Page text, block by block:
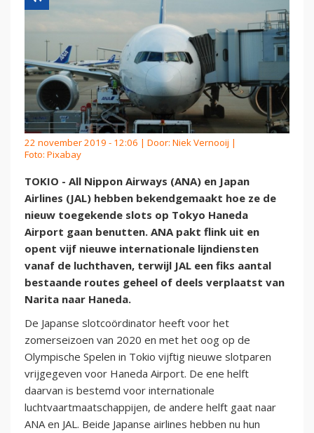
22 november 2019 - 12:06 | Door: Niek Vernooij |
Foto: Pixabay
TOKIO - All Nippon Airways (ANA) en Japan
Airlines (JAL) hebben bekendgemaakt hoe ze de
nieuw toegekende slots op Tokyo Haneda
Airport gaan benutten. ANA pakt flink uit en
opent vijf nieuwe internationale lijndiensten
vanaf de luchthaven, terwijl JAL een fiks aantal
bestaande routes geheel of deels verplaatst van
Narita naar Haneda.
De Japanse slotcoördinator heeft voor het
zomerseizoen van 2020 en met het oog op de
Olympische Spelen in Tokio vijftig nieuwe slotparen
vrijgegeven voor Haneda Airport. De ene helft
daarvan is bestemd voor internationale
luchtvaartmaatschappijen, de andere helft gaat naar
ANA en JAL. Beide Japanse airlines hebben nu hun